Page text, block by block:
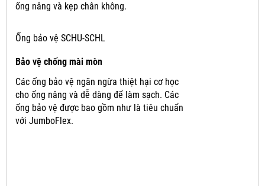
ống nâng và kẹp chân không.
Ống bảo vệ SCHU-SCHL
Bảo vệ chống mài mòn
Các ống bảo vệ ngăn ngừa thiệt hại cơ học
cho ống nâng và dễ dàng để làm sạch. Các
ống bảo vệ được bao gồm như là tiêu chuẩn
với JumboFlex.